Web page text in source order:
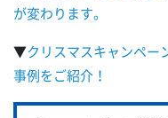
が変わります。
▼クリスマスキャンペ
事例をご紹介！